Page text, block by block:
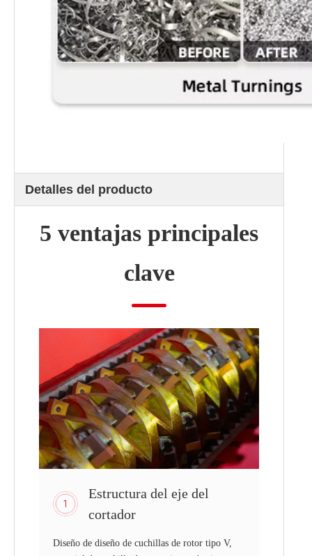
Detalles del producto
5 ventajas principales
clave
Estructura del eje del
cortador
Diseño de diseño de cuchillas de rotor tipo V,